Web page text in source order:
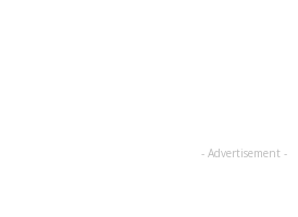
- Advertisement -